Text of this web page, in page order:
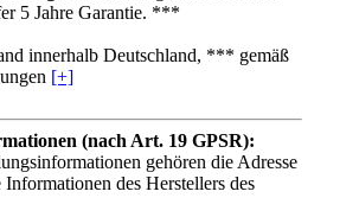
5 Jahre Garantie. ***
innerhalb Deutschland, *** gemäß
[+]
(nach Art. 19 GPSR):
gehören die Adresse
des Herstellers des